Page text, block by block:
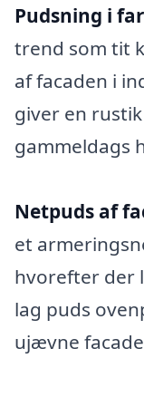
Pudsning i
trend som tit
af facaden i
giver en
gammeldags
Netpuds af
et
hvorefter der
lag puds
ujævne